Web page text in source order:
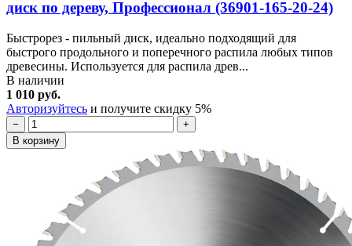
диск по дереву, Профессионал (36901-165-20-24)
Быстрорез - пильный диск, идеально подходящий для
быстрого продольного и поперечного распила любых типов
древесины. Используется для распила древ...
В наличии
1 010 руб.
Авторизуйтесь и получите скидку 5%
−
+
В корзину